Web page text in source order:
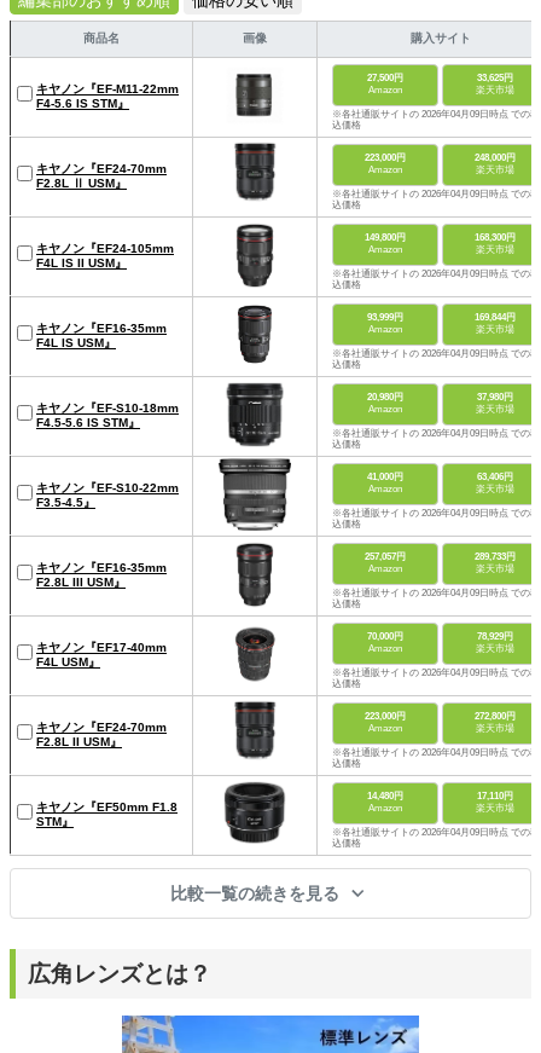
商品名 画像 購入サイト
キヤノン『EF-M11-22mm
F4-5.6 IS STM』
27,500円
Amazon
33,625円
楽天市場
※各社通販サイトの 2026年04月09日時点 での税
込価格
キヤノン『EF24-70mm
F2.8L Ⅱ USM』
223,000円
Amazon
248,000円
楽天市場
※各社通販サイトの 2026年04月09日時点 での税
込価格
キヤノン『EF24-105mm
F4L IS II USM』
149,800円
Amazon
168,300円
楽天市場
※各社通販サイトの 2026年04月09日時点 での税
込価格
キヤノン『EF16-35mm
F4L IS USM』
93,999円
Amazon
169,844円
楽天市場
※各社通販サイトの 2026年04月09日時点 での税
込価格
キヤノン『EF-S10-18mm
F4.5-5.6 IS STM』
20,980円
Amazon
37,980円
楽天市場
※各社通販サイトの 2026年04月09日時点 での税
込価格
キヤノン『EF-S10-22mm
F3.5-4.5』
41,000円
Amazon
63,406円
楽天市場
※各社通販サイトの 2026年04月09日時点 での税
込価格
キヤノン『EF16-35mm
F2.8L III USM』
257,057円
Amazon
289,733円
楽天市場
※各社通販サイトの 2026年04月09日時点 での税
込価格
キヤノン『EF17-40mm
F4L USM』
70,000円
Amazon
78,929円
楽天市場
※各社通販サイトの 2026年04月09日時点 での税
込価格
キヤノン『EF24-70mm
F2.8L II USM』
223,000円
Amazon
272,800円
楽天市場
※各社通販サイトの 2026年04月09日時点 での税
込価格
キヤノン『EF50mm F1.8
STM』
14,480円
Amazon
17,110円
楽天市場
※各社通販サイトの 2026年04月09日時点 での税
込価格
比較一覧の続きを見る
広角レンズとは？